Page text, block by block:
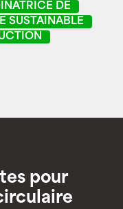
DE
SUSTAINABLE
pour